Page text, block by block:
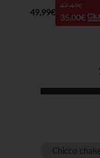
49,99€
47,49€
35,00€
Chicco